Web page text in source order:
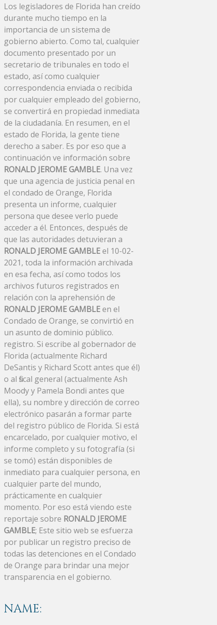
Los legisladores de Florida han creído
durante mucho tiempo en la
importancia de un sistema de
gobierno abierto. Como tal, cualquier
documento presentado por un
secretario de tribunales en todo el
estado, así como cualquier
correspondencia enviada o recibida
por cualquier empleado del gobierno,
se convertirá en propiedad inmediata
de la ciudadanía. En resumen, en el
estado de Florida, la gente tiene
derecho a saber. Es por eso que a
continuación ve información sobre
RONALD JEROME GAMBLE. Una vez
que una agencia de justicia penal en
el condado de Orange, Florida
presenta un informe, cualquier
persona que desee verlo puede
acceder a él. Entonces, después de
que las autoridades detuvieran a
RONALD JEROME GAMBLEel 10-02-
2021, toda la información archivada
en esa fecha, así como todos los
archivos futuros registrados en
relación con la aprehensión de
RONALD JEROME GAMBLEen el
Condado de Orange, se convirtió en
un asunto de dominio público.
registro. Si escribe al gobernador de
Florida (actualmente Richard
DeSantis y Richard Scott antes que él)
o al fiscal general (actualmente Ash
Moody y Pamela Bondi antes que
ella), su nombre y dirección de correo
electrónico pasarán a formar parte
del registro público de Florida. Si está
encarcelado, por cualquier motivo, el
informe completo y su fotografía (si
se tomó) están disponibles de
inmediato para cualquier persona, en
cualquier parte del mundo,
prácticamente en cualquier
momento. Por eso está viendo este
reportaje sobre RONALD JEROME
GAMBLE; Este sitio web se esfuerza
por publicar un registro preciso de
todas las detenciones en el Condado
de Orange para brindar una mejor
transparencia en el gobierno.
NAME: